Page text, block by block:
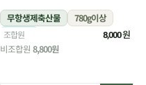
무항생제축산물
780g이상
냉장
조합원 8,000원
비조합원 8,800원